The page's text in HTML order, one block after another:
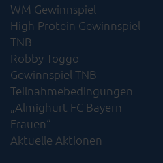
WM Gewinnspiel
High Protein Gewinnspiel
TNB
Robby Toggo
Gewinnspiel TNB
Teilnahmebedingungen
„Almighurt FC Bayern
Frauen“
Aktuelle Aktionen